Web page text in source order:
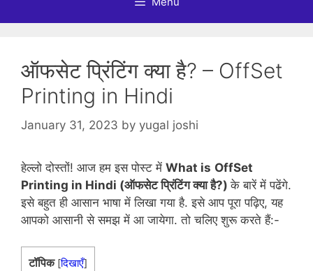
ऑफसेट प्रिंटिंग क्या है? – OffSet
Printing in Hindi
January 31, 2023 by yugal joshi
हेल्लो दोस्तों! आज हम इस पोस्ट में What is OffSet
Printing in Hindi (ऑफसेट प्रिंटिंग क्या है?)के बारें में पढेंगे.
इसे बहुत ही आसान भाषा में लिखा गया है. इसे आप पूरा पढ़िए, यह
आपको आसानी से समझ में आ जायेगा. तो चलिए शुरू करते हैं:-
टॉपिक [दिखाएँ]